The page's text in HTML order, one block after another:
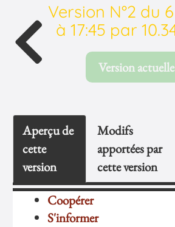
Version N°2 du
à 17:45 par
Version actuelle
Aperçu de
cette
version
Modifs
apportées par
cette version